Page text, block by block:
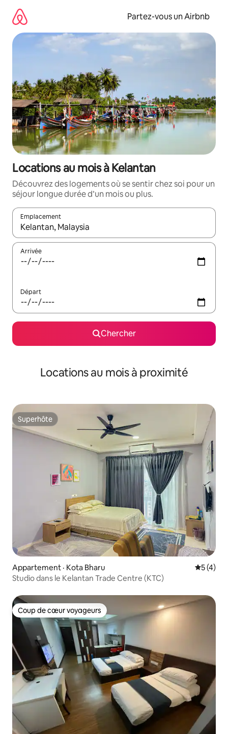
directement
contenu
Partez-vous un Airbnb
Locations au mois à Kelantan
Découvrez des logements où se sentir chez soi pour un
séjour longue durée d’un mois ou plus.
Emplacement
Quand les résultats sont affichés, parcourez-les en utilisant
Arrivée
Départ
Chercher
Locations au mois à proximité
Superhôte
Superhôte
Appartement · Kota Bharu Note
5 (4)
Studio dans le Kelantan Trade Centre (KTC)
Coup de cœur voyageurs
Coup de cœur voyageurs